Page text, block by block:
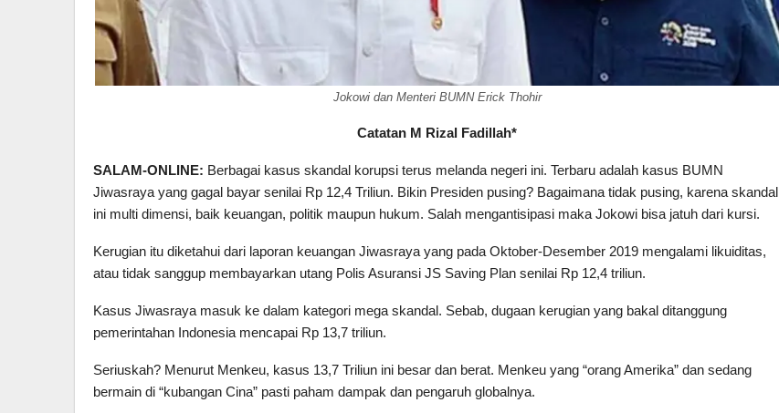
Jokowi dan Menteri BUMN Erick Thohir
Catatan M Rizal Fadillah*
SALAM-ONLINE: Berbagai kasus skandal korupsi terus melanda negeri ini. Terbaru adalah kasus BUMN
Jiwasraya yang gagal bayar senilai Rp 12,4 Triliun. Bikin Presiden pusing? Bagaimana tidak pusing, karena skandal
ini multi dimensi, baik keuangan, politik maupun hukum. Salah mengantisipasi maka Jokowi bisa jatuh dari kursi.
Kerugian itu diketahui dari laporan keuangan Jiwasraya yang pada Oktober-Desember 2019 mengalami likuiditas,
atau tidak sanggup membayarkan utang Polis Asuransi JS Saving Plan senilai Rp 12,4 triliun.
Kasus Jiwasraya masuk ke dalam kategori mega skandal. Sebab, dugaan kerugian yang bakal ditanggung
pemerintahan Indonesia mencapai Rp 13,7 triliun.
Seriuskah? Menurut Menkeu, kasus 13,7 Triliun ini besar dan berat. Menkeu yang “orang Amerika” dan sedang
bermain di “kubangan Cina” pasti paham dampak dan pengaruh globalnya.